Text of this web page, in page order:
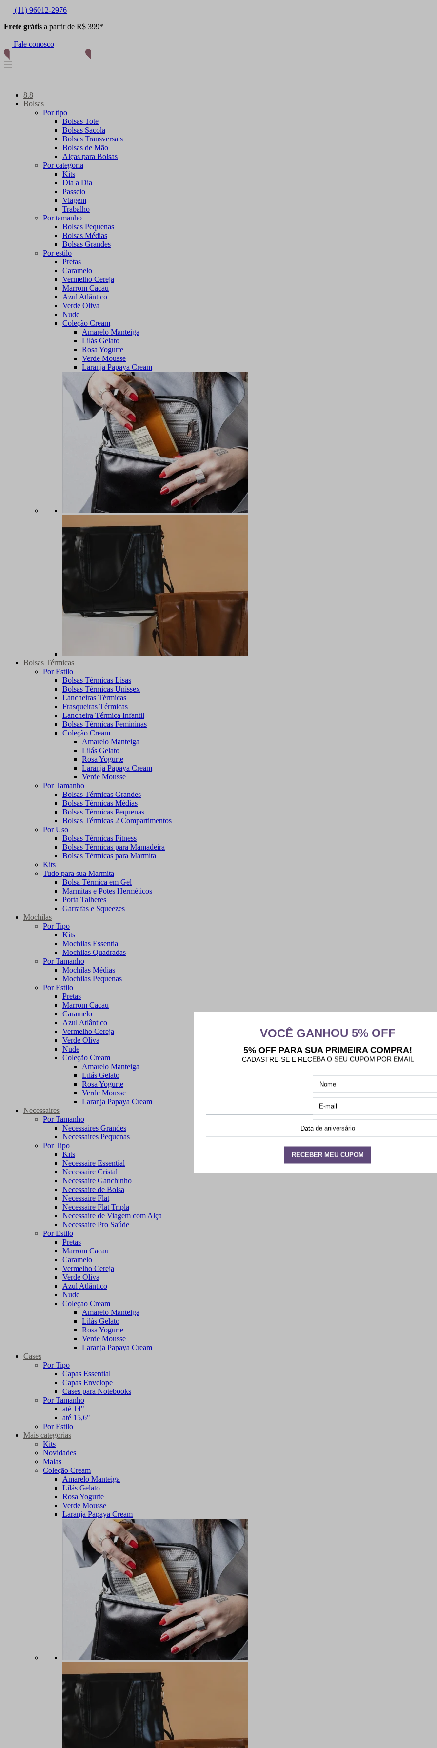
(11) 96012-2976
Frete grátis a partir de R$ 399*
Fale conosco
8.8
Bolsas
Por tipo
Bolsas Tote
Bolsas Sacola
Bolsas Transversais
Bolsas de Mão
Alças para Bolsas
Por categoria
Kits
Dia a Dia
Passeio
Viagem
Trabalho
Por tamanho
Bolsas Pequenas
Bolsas Médias
Bolsas Grandes
Por estilo
Pretas
Caramelo
Vermelho Cereja
Marrom Cacau
Azul Atlântico
Verde Oliva
Nude
Coleção Cream
Amarelo Manteiga
Lilás Gelato
Rosa Yogurte
Verde Mousse
Laranja Papaya Cream
Bolsas Térmicas
Por Estilo
Bolsas Térmicas Lisas
Bolsas Térmicas Unissex
Lancheiras Térmicas
Frasqueiras Térmicas
Lancheira Térmica Infantil
Bolsas Térmicas Femininas
Coleção Cream
Amarelo Manteiga
Lilás Gelato
Rosa Yogurte
Laranja Papaya Cream
Verde Mousse
Por Tamanho
Bolsas Térmicas Grandes
Bolsas Térmicas Médias
Bolsas Térmicas Pequenas
Bolsas Térmicas 2 Compartimentos
Por Uso
Bolsas Térmicas Fitness
Bolsas Térmicas para Mamadeira
Bolsas Térmicas para Marmita
Kits
Tudo para sua Marmita
Bolsa Térmica em Gel
Marmitas e Potes Herméticos
Porta Talheres
Garrafas e Squeezes
Mochilas
Por Tipo
Kits
Mochilas Essential
Mochilas Quadradas
Por Tamanho
Mochilas Médias
Mochilas Pequenas
Por Estilo
Pretas
Marrom Cacau
Caramelo
Azul Atlântico
Vermelho Cereja
Verde Oliva
Nude
Coleção Cream
Amarelo Manteiga
Lilás Gelato
Rosa Yogurte
Verde Mousse
Laranja Papaya Cream
Necessaires
Por Tamanho
Necessaires Grandes
Necessaires Pequenas
Por Tipo
Kits
Necessaire Essential
Necessaire Cristal
Necessaire Ganchinho
Necessaire de Bolsa
Necessaire Flat
Necessaire Flat Tripla
Necessaire de Viagem com Alça
Necessaire Pro Saúde
Por Estilo
Pretas
Marrom Cacau
Caramelo
Vermelho Cereja
Verde Oliva
Azul Atlântico
Nude
Coleçao Cream
Amarelo Manteiga
Lilás Gelato
Rosa Yogurte
Verde Mousse
Laranja Papaya Cream
Cases
Por Tipo
Capas Essential
Capas Envelope
Cases para Notebooks
Por Tamanho
até 14"
até 15,6"
Por Estilo
Mais categorias
Kits
Novidades
Malas
Coleção Cream
Amarelo Manteiga
Lilás Gelato
Rosa Yogurte
Verde Mousse
Laranja Papaya Cream